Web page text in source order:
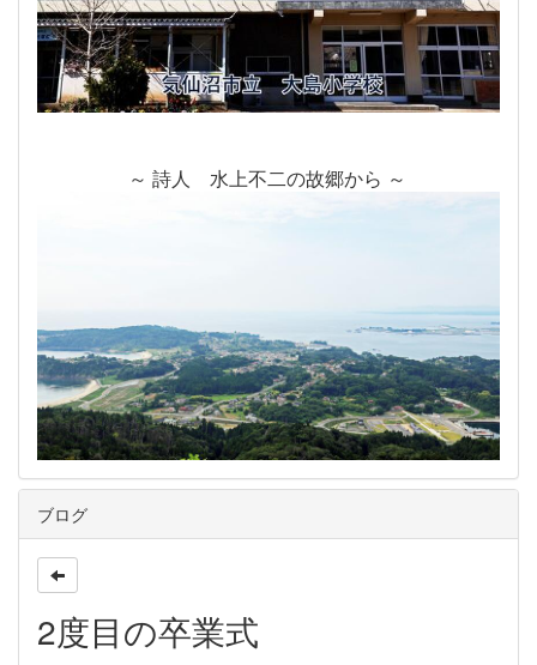
～ 詩人 水上不二の故郷から ～
ブログ
2度目の卒業式